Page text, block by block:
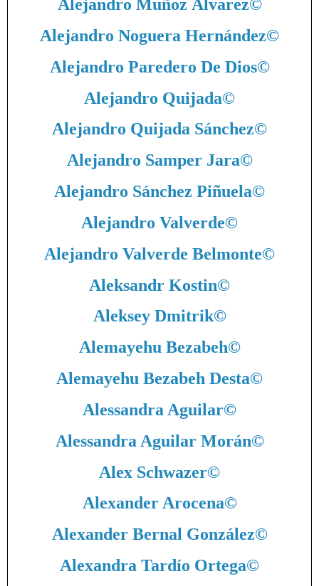
Alejandro Muñoz Álvarez©
Alejandro Noguera Hernández©
Alejandro Paredero De Dios©
Alejandro Quijada©
Alejandro Quijada Sánchez©
Alejandro Samper Jara©
Alejandro Sánchez Piñuela©
Alejandro Valverde©
Alejandro Valverde Belmonte©
Aleksandr Kostin©
Aleksey Dmitrik©
Alemayehu Bezabeh©
Alemayehu Bezabeh Desta©
Alessandra Aguilar©
Alessandra Aguilar Morán©
Alex Schwazer©
Alexander Arocena©
Alexander Bernal González©
Alexandra Tardío Ortega©